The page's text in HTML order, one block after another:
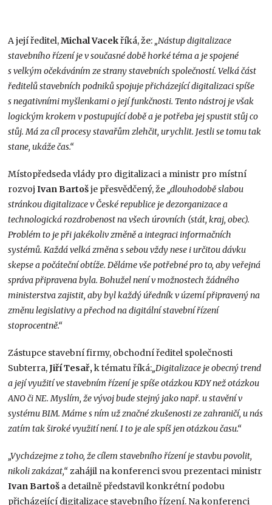
A její ředitel,Michal Vacekříká, že: „Nástup digitalizace
stavebního řízení je v současné době horké téma a je spojené
s velkým očekáváním ze strany stavebních společností. Velká část
ředitelů stavebních podniků spojuje přicházející digitalizaci spíše
s negativními myšlenkami o její funkčnosti. Tento nástroj je však
logickým krokem v postupující době a je potřeba jej spustit stůj co
stůj. Má za cíl procesy stavařům zlehčit, urychlit. Jestli se tomu tak
stane, ukáže čas.“
Místopředseda vlády pro digitalizaci a ministr pro místní
rozvojIvan Bartošje přesvědčený, že „dlouhodobě slabou
stránkou digitalizace v České republice je dezorganizace a
technologická rozdrobenost na všech úrovních (stát, kraj, obec).
Problém to je při jakékoliv změně a integraci informačních
systémů. Každá velká změna s sebou vždy nese i určitou dávku
skepse a počáteční obtíže. Děláme vše potřebné pro to, aby veřejná
správa připravena byla. Bohužel není v možnostech žádného
ministerstva zajistit, aby byl každý úředník v území připravený na
změnu legislativy a přechod na digitální stavební řízení
stoprocentně.“
Zástupce stavební firmy, obchodní ředitel společnosti
Subterra,Jiří Tesař,k tématu říká:„Digitalizace je obecný trend
a její využití ve stavebním řízení je spíše otázkou KDY než otázkou
ANO či NE. Myslím, že vývoj bude stejný jako např. u stavění v
systému BIM. Máme s ním už značné zkušenosti ze zahraničí, u nás
zatím tak široké využití není. I to je ale spíš jen otázkou času.“
„Vycházejme z toho, že cílem stavebního řízení je stavbu povolit,
nikoli zakázat,“zahájil na konferenci svou prezentaci ministr
Ivan Bartoš a detailně představil konkrétní podobu
přicházející digitalizace stavebního řízení. Na konferenci